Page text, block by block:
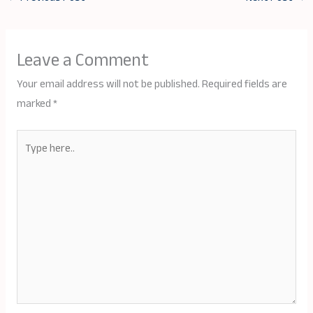
Leave a Comment
Your email address will not be published.Required fields are
marked*
here..